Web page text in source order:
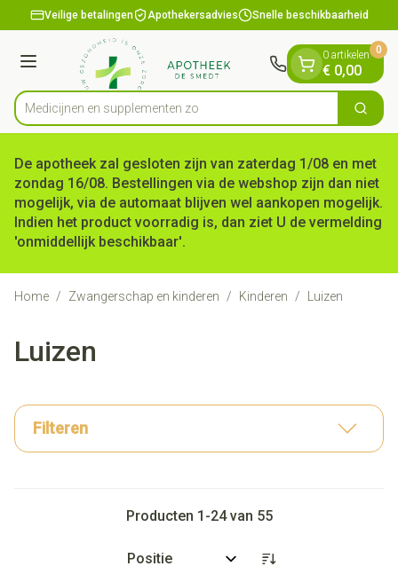
Ga naar de inhoud
1 van 1Veilige betalingen Apothekersadvies Snelle beschikbaarheid
Menu
Product, merk, categorie...
Medicijnen en Zoek
0 artikelen
€ 0,00
0
De apotheek zal gesloten zijn van zaterdag 1/08 en met
zondag 16/08. Bestellingen via de webshop zijn dan niet
mogelijk, via de automaat blijven wel aankopen mogelijk.
Indien het product voorradig is, dan ziet U de vermelding
'onmiddellijk beschikbaar'.
Home / Zwangerschap en kinderen / Kinderen / Luizen
Luizen
Filteren
Producten 1 -24van 55
Sorteer op: